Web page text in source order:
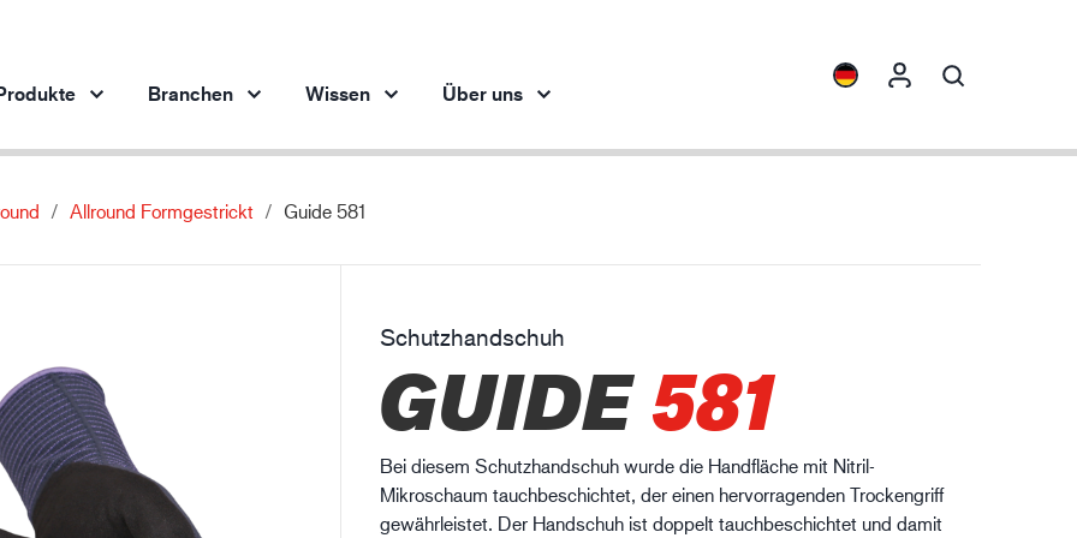
Maschinenbau
Erdöl- und Gasindustrie
Baugewerbe
Logistik
HXFIBR™
SPARX™
XLNT™
XTRM™
Branchen
Maschinenbau
Wissen Über uns
Allround Formgestrickt Guide 581
Schutzhandschuh
GUIDE581
Bei diesem Schutzhandschuh wurde die Handfläche mit Nitril-
Mikroschaum tauchbeschichtet, der einen hervorragenden Trockengriff
gewährleistet. Der Handschuh ist doppelt tauchbeschichtet und damit